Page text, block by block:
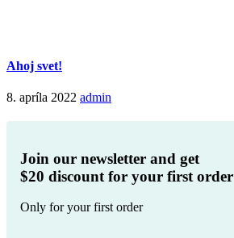
Ahoj svet!
8. apríla 2022 admin
Join our newsletter and get
$20 discount for your first order
Only for your first order